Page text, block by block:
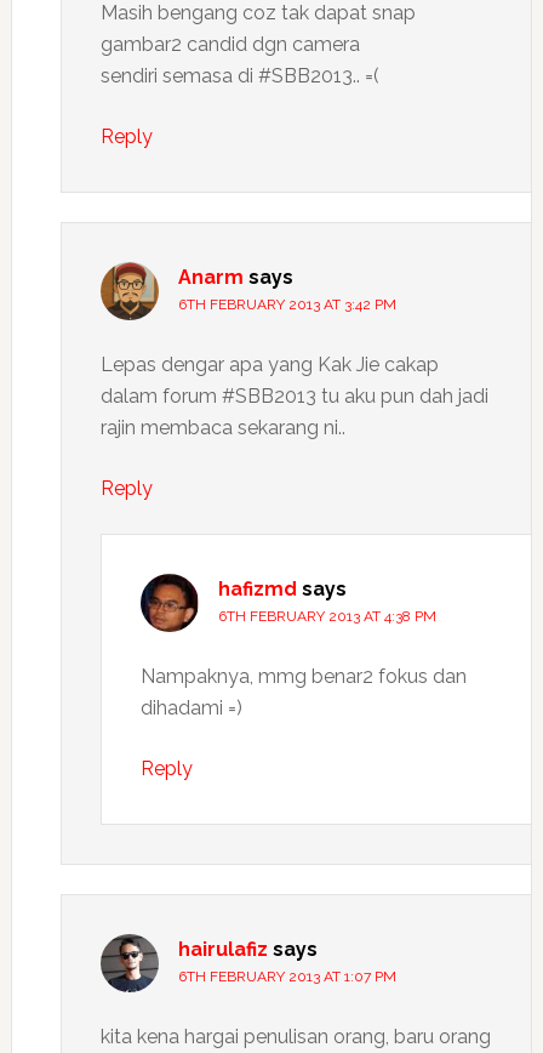
Masih bengang coz tak dapat snap
gambar2 candid dgn camera
sendiri semasa di #SBB2013.. =(
Reply
Anarm says
6TH FEBRUARY 2013 AT 3:42 PM
Lepas dengar apa yang Kak Jie cakap
dalam forum #SBB2013 tu aku pun dah jadi
rajin membaca sekarang ni..
Reply
hafizmd says
6TH FEBRUARY 2013 AT 4:38 PM
Nampaknya, mmg benar2 fokus dan
dihadami =)
Reply
hairulafiz says
6TH FEBRUARY 2013 AT 1:07 PM
kita kena hargai penulisan orang, baru orang